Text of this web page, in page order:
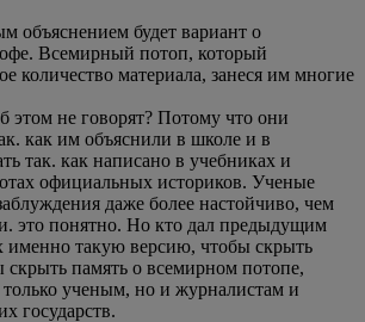
объяснением будет вариант о
Всемирный потоп, который
количество материала, занеся им многие
этом не говорят? Потому что они
как им объяснили в школе и в
так. как написано в учебниках и
официальных историков. Ученые
даже более настойчиво, чем
это понятно. Но кто дал предыдущим
именно такую версию, чтобы скрыть
скрыть память о всемирном потопе,
только ученым, но и журналистам и
государств.